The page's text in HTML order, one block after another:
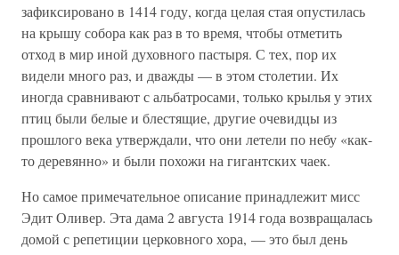
зафиксировано в 1414 году, когда целая стая опустилась
на крышу собора как раз в то время, чтобы отметить
отход в мир иной духовного пастыря. С тех, пор их
видели много раз, и дважды — в этом столетии. Их
иногда сравнивают с альбатросами, только крылья у этих
птиц были белые и блестящие, другие очевидцы из
прошлого века утверждали, что они летели по небу «как-
то деревянно» и были похожи на гигантских чаек.
Но самое примечательное описание принадлежит мисс
Эдит Оливер. Эта дама 2 августа 1914 года возвращалась
домой с репетиции церковного хора, — это был день